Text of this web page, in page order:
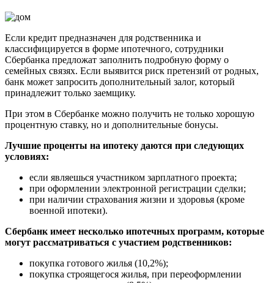
Если кредит предназначен для родственника и
классифицируется в форме ипотечного, сотрудники
Сбербанка предложат заполнить подробную форму о
семейных связях. Если выявится риск претензий от родных,
банк может запросить дополнительный залог, который
принадлежит только заемщику.
При этом в Сбербанке можно получить не только хорошую
процентную ставку, но и дополнительные бонусы.
Лучшие проценты на ипотеку даются при следующих
условиях:
если являешься участником зарплатного проекта;
при оформлении электронной регистрации сделки;
при наличии страхования жизни и здоровья (кроме
военной ипотеки).
Сбербанк имеет несколько ипотечных программ, которые
могут рассматриваться с участием родственников:
покупка готового жилья (10,2%);
покупка строящегося жилья, при переоформлении